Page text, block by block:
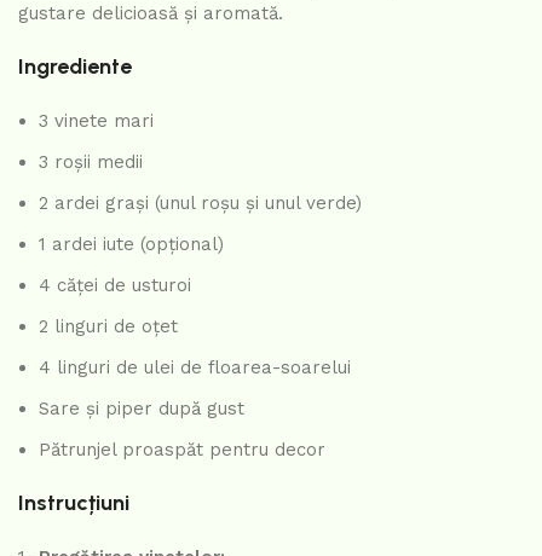
gustare delicioasă și aromată.
Ingrediente
3 vinete mari
3 roșii medii
2 ardei grași (unul roșu și unul verde)
1 ardei iute (opțional)
4 căței de usturoi
2 linguri de oțet
4 linguri de ulei de floarea-soarelui
Sare și piper după gust
Pătrunjel proaspăt pentru decor
Instrucțiuni